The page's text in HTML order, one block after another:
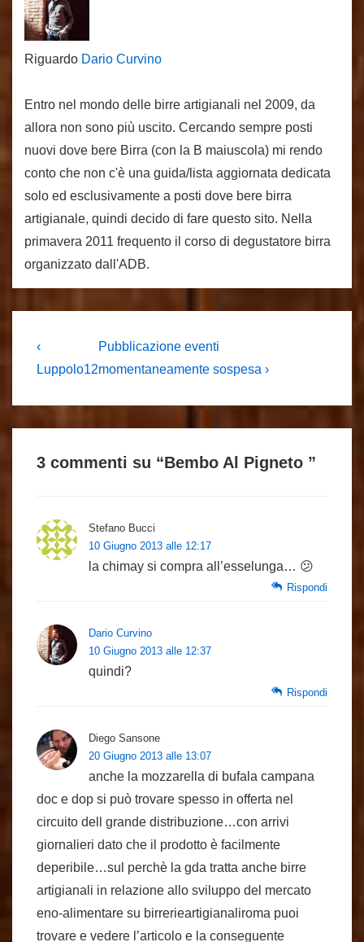
Riguardo Dario Curvino
Entro nel mondo delle birre artigianali nel 2009, da
allora non sono più uscito. Cercando sempre posti
nuovi dove bere Birra (con la B maiuscola) mi rendo
conto che non c'è una guida/lista aggiornata dedicata
solo ed esclusivamente a posti dove bere birra
artigianale, quindi decido di fare questo sito. Nella
primavera 2011 frequento il corso di degustatore birra
organizzato dall'ADB.
Navigazione
articoli
L'articolo
precedente
‹
Luppolo12
Il
prossimo
Pubblicazione eventi
momentaneamente sospesa ›
3 commenti su “Bembo Al Pigneto ”
Stefano Bucci
10 Giugno 2013 alle 12:17
la chimay si compra all’esselunga… 😕
Rispondi
Dario Curvino
10 Giugno 2013 alle 12:37
quindi?
Rispondi
Diego Sansone
20 Giugno 2013 alle 13:07
anche la mozzarella di bufala campana
doc e dop si può trovare spesso in offerta nel
circuito dell grande distribuzione…con arrivi
giornalieri dato che il prodotto è facilmente
deperibile…sul perchè la gda tratta anche birre
artigianali in relazione allo sviluppo del mercato
eno-alimentare su birrerieartigianaliroma puoi
trovare e vedere l’articolo e la conseguente